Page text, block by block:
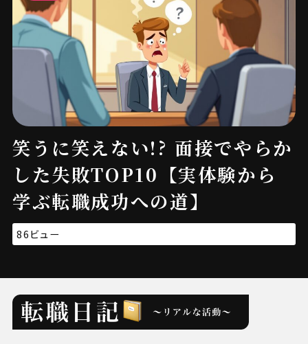
笑うに笑えない!? 面接でやらか
した失敗TOP10【実体験から
学ぶ転職成功への道】
86ビュー